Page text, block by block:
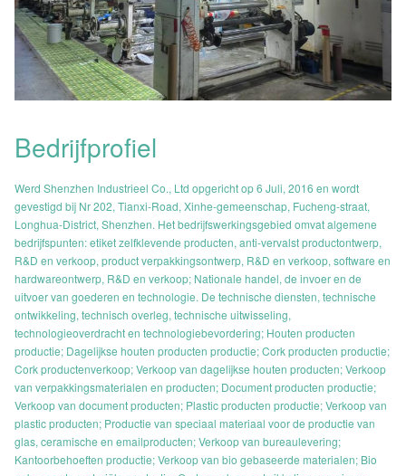
Bedrijfprofiel
Werd Shenzhen Industrieel Co., Ltd opgericht op 6 Juli, 2016 en wordt
gevestigd bij Nr 202, Tianxi-Road, Xinhe-gemeenschap, Fucheng-straat,
Longhua-District, Shenzhen. Het bedrijfswerkingsgebied omvat algemene
bedrijfspunten: etiket zelfklevende producten, anti-vervalst productontwerp,
R&D en verkoop, product verpakkingsontwerp, R&D en verkoop, software en
hardwareontwerp, R&D en verkoop; Nationale handel, de invoer en de
uitvoer van goederen en technologie. De technische diensten, technische
ontwikkeling, technisch overleg, technische uitwisseling,
technologieoverdracht en technologiebevordering; Houten producten
productie; Dagelijkse houten producten productie; Cork producten productie;
Cork productenverkoop; Verkoop van dagelijkse houten producten; Verkoop
van verpakkingsmaterialen en producten; Document producten productie;
Verkoop van document producten; Plastic producten productie; Verkoop van
plastic producten; Productie van speciaal materiaal voor de productie van
glas, ceramische en emailproducten; Verkoop van bureaulevering;
Kantoorbehoeften productie; Verkoop van bio gebaseerde materialen; Bio